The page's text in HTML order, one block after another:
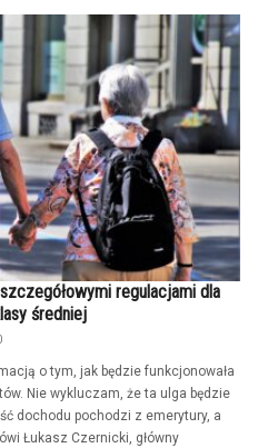
regulacjami dla
średniej
o tym, jak będzie funkcjonowała
Nie wykluczam, że ta ulga będzie
dochodu pochodzi z emerytury, a
Łukasz Czernicki, główny